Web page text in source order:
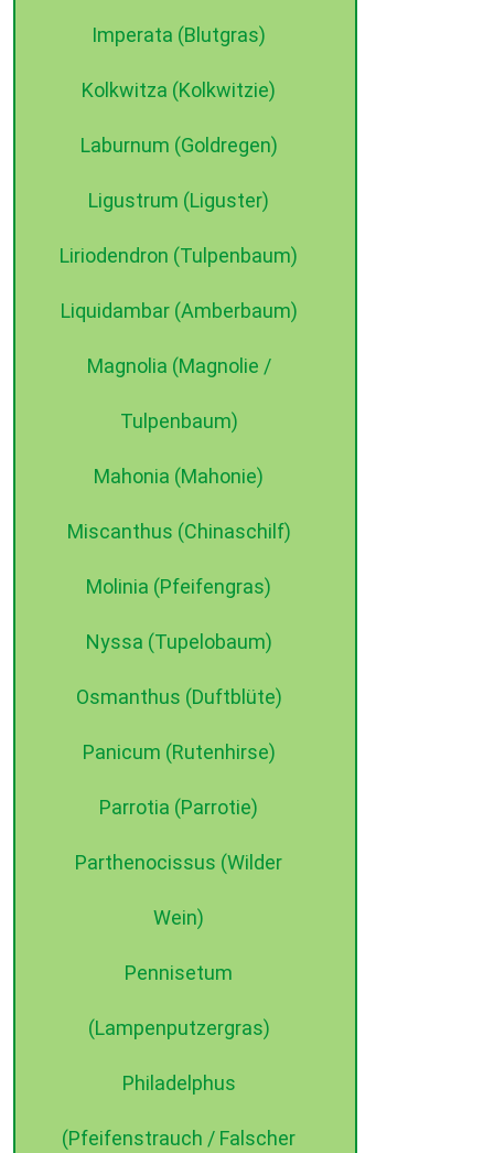
Imperata (Blutgras)
Kolkwitza (Kolkwitzie)
Laburnum (Goldregen)
Ligustrum (Liguster)
Liriodendron (Tulpenbaum)
Liquidambar (Amberbaum)
Magnolia (Magnolie /
Tulpenbaum)
Mahonia (Mahonie)
Miscanthus (Chinaschilf)
Molinia (Pfeifengras)
Nyssa (Tupelobaum)
Osmanthus (Duftblüte)
Panicum (Rutenhirse)
Parrotia (Parrotie)
Parthenocissus (Wilder
Wein)
Pennisetum
(Lampenputzergras)
Philadelphus
(Pfeifenstrauch / Falscher